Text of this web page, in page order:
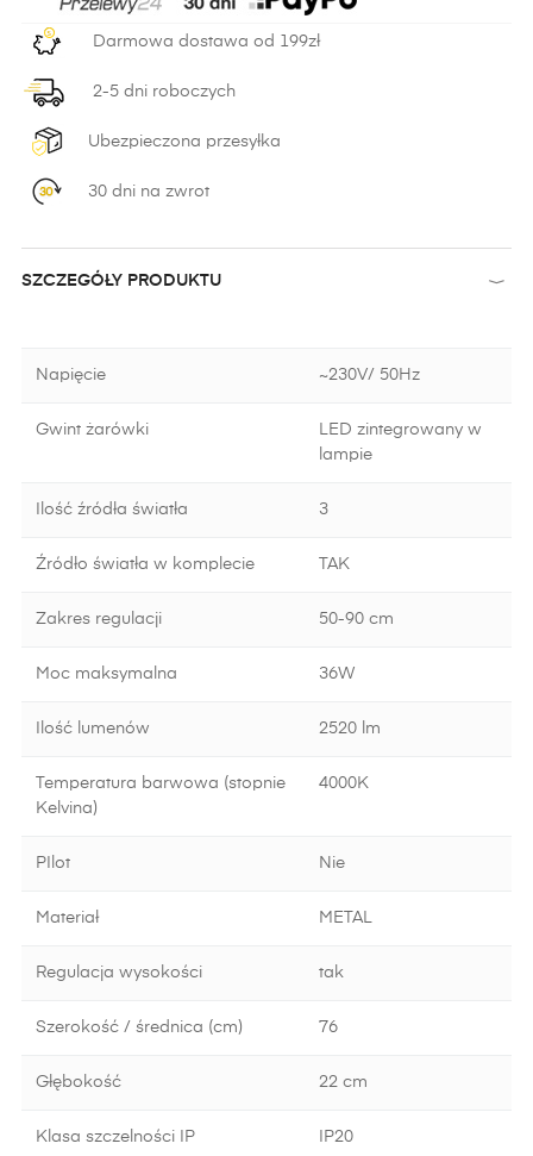
Darmowa dostawa od 199zł
2-5 dni roboczych
Ubezpieczona przesyłka
30 dni na zwrot
SZCZEGÓŁY PRODUKTU
Napięcie ~230V/ 50Hz
Gwint żarówki
LED zintegrowany w
lampie
Ilość źródła światła 3
Źródło światła w komplecie TAK
Zakres regulacji 50-90 cm
Moc maksymalna 36W
Ilość lumenów 2520 lm
Temperatura barwowa (stopnie
Kelvina)
4000K
PIlot Nie
Materiał METAL
Regulacja wysokości tak
Szerokość / średnica (cm) 76
Głębokość 22 cm
Klasa szczelności IP IP20